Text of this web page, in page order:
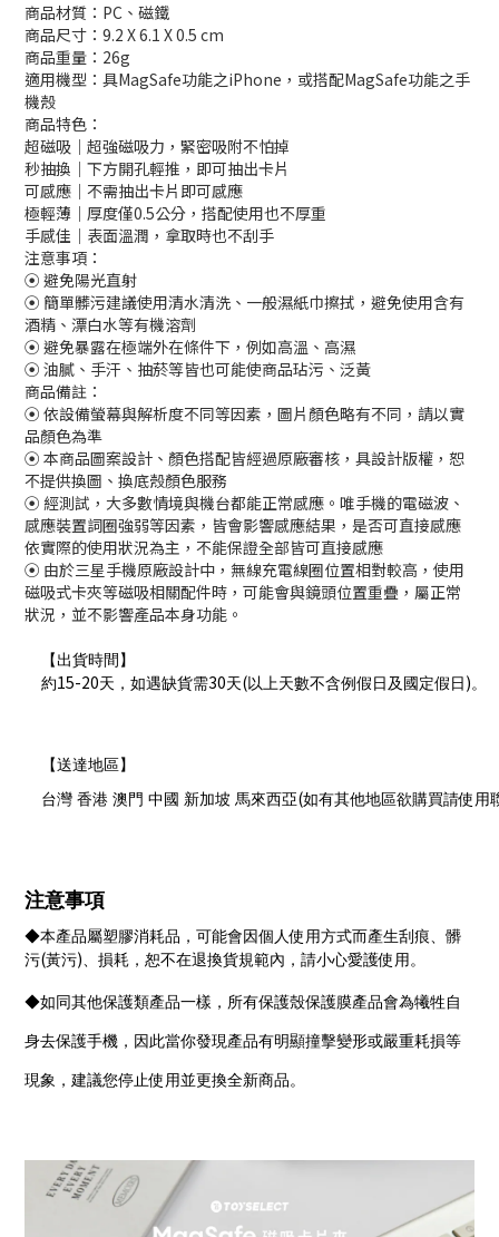
商品材質：PC、磁鐵
商品尺寸：9.2 X 6.1 X 0.5 cm
商品重量：26g
適用機型：具MagSafe功能之iPhone，或搭配MagSafe功能之手
機殼
商品特色：
超磁吸｜超強磁吸力，緊密吸附不怕掉
秒抽換｜下方開孔輕推，即可抽出卡片
可感應｜不需抽出卡片即可感應
極輕薄｜厚度僅0.5公分，搭配使用也不厚重
手感佳｜表面溫潤，拿取時也不刮手
注意事項：
⦿ 避免陽光直射
⦿ 簡單髒污建議使用清水清洗、一般濕紙巾擦拭，避免使用含有
酒精、漂白水等有機溶劑
⦿ 避免暴露在極端外在條件下，例如高溫、高濕
⦿ 油膩、手汗、抽菸等皆也可能使商品玷污、泛黃
商品備註：
⦿ 依設備螢幕與解析度不同等因素，圖片顏色略有不同，請以實
品顏色為準
⦿ 本商品圖案設計、顏色搭配皆經過原廠審核，具設計版權，恕
不提供換圖、換底殼顏色服務
⦿ 經測試，大多數情境與機台都能正常感應。唯手機的電磁波、
感應裝置詞圈強弱等因素，皆會影響感應結果，是否可直接感應
依實際的使用狀況為主，不能保證全部皆可直接感應
⦿ 由於三星手機原廠設計中，無線充電線圈位置相對較高，使用
磁吸式卡夾等磁吸相關配件時，可能會與鏡頭位置重疊，屬正常
狀況，並不影響產品本身功能。
【出貨時間】
約15-20天，如遇缺貨需30天(以上天數不含例假日及國定假日)。
【送達地區】
台灣 香港 澳門 中國 新加坡 馬來西亞(如有其他地區欲購買請使用
注意事項
◆本產品屬塑膠消耗品，可能會因個人使用方式而產生刮痕、髒
污(黃污) 、損耗，恕不在退換貨規範內，請小心愛護使用。
◆如同其他保護類產品一樣，所有保護殼保護膜產品會為犧牲自
身去保護手機，因此當你發現產品有明顯撞擊變形或嚴重耗損等
現象，建議您停止使用並更換全新商品。